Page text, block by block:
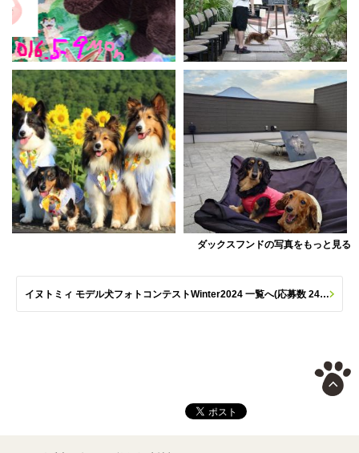
ダックスフンドの写真をもっと見る
イヌトミィ モデル犬フォトコンテストWinter2024 一覧へ(応募数 244枚)